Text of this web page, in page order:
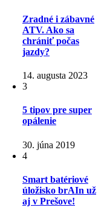
Zradné i zábavné
ATV. Ako sa
chrániť počas
jazdy?
14. augusta 2023
3
5 tipov pre super
opálenie
30. júna 2019
4
Smart batériové
úložisko brAIn už
aj v Prešove!